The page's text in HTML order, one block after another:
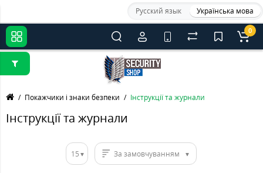
Русский язык Українська мова
0
Покажчики і знаки безпеки Інструкції та журнали
Інструкції та журнали
15 За замовчуванням